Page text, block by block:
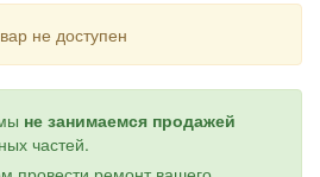
не доступен
не занимаемся продажей
частей.